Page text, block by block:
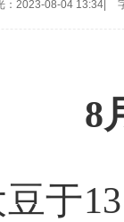
：2023-08-04 13:34
8